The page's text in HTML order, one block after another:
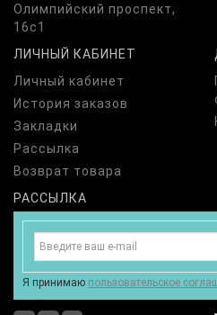
Олимпийский проспект,
16с1
ЛИЧНЫЙ КАБИНЕТ
Личный кабинет
История заказов
Закладки
Рассылка
Возврат товара
РАССЫЛКА
Я принимаю пользовательское